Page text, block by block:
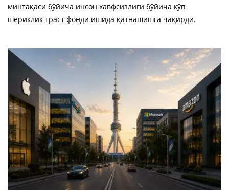
минтақаси бўйича инсон хавфсизлиги бўйича кўп
шериклик траст фонди ишида қатнашишга чақирди.